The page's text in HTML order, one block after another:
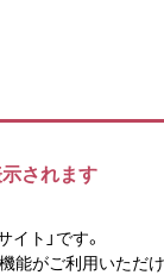
されます
ト」です。
能がご利用いただ